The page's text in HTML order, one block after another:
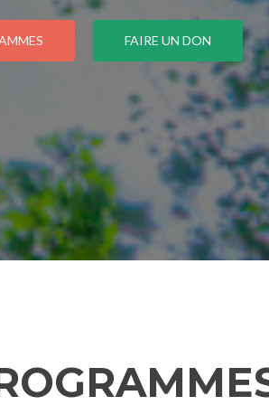
FAIRE UN DON